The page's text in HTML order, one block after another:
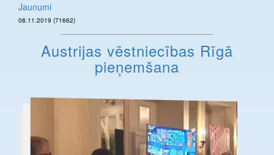
Jaunumi
08.11.2019 (71662)
Austrijas vēstniecības Rīgā
pieņemšana